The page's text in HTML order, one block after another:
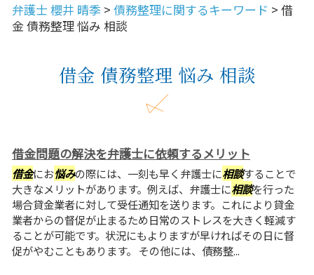
弁護士 櫻井 晴季 > 債務整理に関するキーワード > 借
金 債務整理 悩み 相談
借金 債務整理 悩み 相談
借金問題の解決を弁護士に依頼するメリット
借金にお悩みの際には、一刻も早く弁護士に相談することで
大きなメリットがあります。例えば、弁護士に相談を行った
場合貸金業者に対して受任通知を送ります。これにより貸金
業者からの督促が止まるため日常のストレスを大きく軽減す
ることが可能です。状況にもよりますが早ければその日に督
促がやむこともあります。 その他には、債務整...